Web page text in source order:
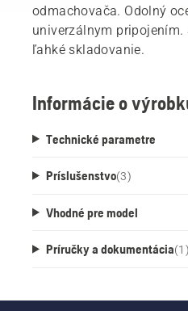
odmachovača. Odolný
univerzálnym
ľahké skladovanie.
Informácie o
Technické parametre
Príslušenstvo(3)
Vhodné pre model
Príručky a dokumentácia(1 )